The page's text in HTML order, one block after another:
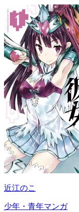
近江のこ
少年・青年マンガ